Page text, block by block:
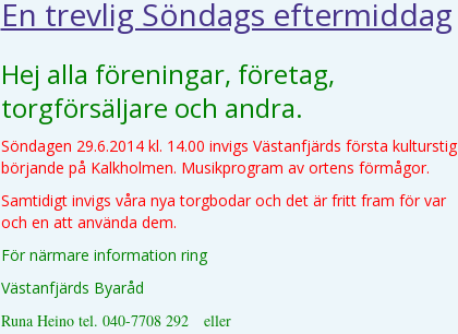
En trevlig Söndags eftermiddag
Hej alla föreningar, företag,
torgförsäljare och andra.
Söndagen 29.6.2014 kl. 14.00 invigs Västanfjärds första kulturstig
börjande på Kalkholmen. Musikprogram av ortens förmågor.
Samtidigt invigs våra nya torgbodar och det är fritt fram för var
och en att använda dem.
För närmare information ring
Västanfjärds Byaråd
Runa Heino tel. 040-7708 292 eller